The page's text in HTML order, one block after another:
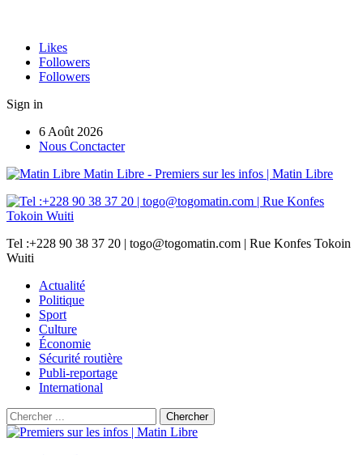
Likes
Followers
Followers
Sign in
6 Août 2026
Nous Conctacter
Matin Libre - Premiers sur les infos | Matin Libre
Tel :+228 90 38 37 20 | togo@togomatin.com | Rue Konfes Tokoin
Wuiti
Actualité
Politique
Sport
Culture
Économie
Sécurité routière
Publi-reportage
International